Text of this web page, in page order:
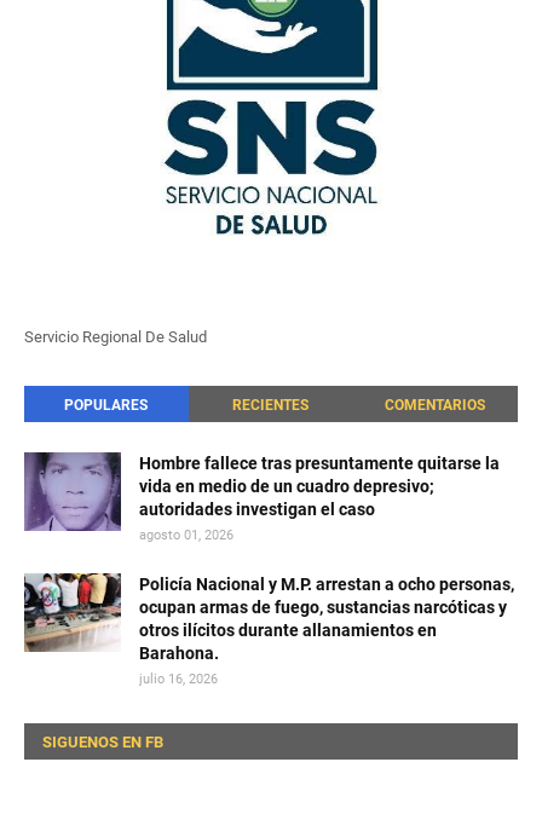
Servicio Regional De Salud
POPULARES RECIENTES COMENTARIOS
Hombre fallece tras presuntamente quitarse la
vida en medio de un cuadro depresivo;
autoridades investigan el caso
agosto 01, 2026
Policía Nacional y M.P. arrestan a ocho personas,
ocupan armas de fuego, sustancias narcóticas y
otros ilícitos durante allanamientos en
Barahona.
julio 16, 2026
SIGUENOS EN FB